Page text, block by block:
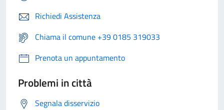
Richiedi Assistenza
Chiama il comune +39 0185 319033
Prenota un appuntamento
Problemi in città
Segnala disservizio